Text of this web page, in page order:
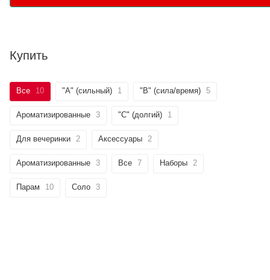
Купить
Все 10 "А" (сильный) 1 "B" (сила/время) 5
Ароматизированные 3 "C" (долгий) 1
Для вечеринки 2 Аксессуары 2
Ароматизированные 3 Все 7 Наборы 2
Парам 10 Соло 3